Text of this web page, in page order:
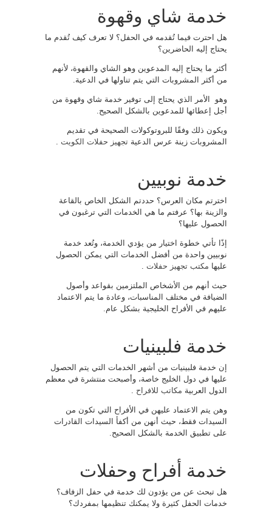
خدمة شاي وقهوة
هل احترت فيما تُقدمه في الحفل؟ لا تعرف كيف تُقدم ما
يحتاج إليه الحاضرين؟
أكثر ما يحتاج إليه المدعوين وهو الشاي والقهوة، لأنهم
من أكثر المشروبات التي يتم تناولها في الدعية.
وهو الأمر الذي يحتاج إلى توفير خدمة شاي وقهوة من
أجل إعطائها للمدعوين بالشكل الصحيح.
ويكون ذلك وفقًا للبروتوكولات الصحيحة في تقديم
المشروبات زينة عرس الدعية تجهيز حفلات الكويت
خدمة نوبيين
اخترتم مكان العرس؟ حددتم الشكل الخاص بالقاعة
والزينة بها؟ عرفتم ما هي الخدمات التي ترغبون في
الحصول عليها؟
إذًا تأتي خطوة اختيار من يؤدي الخدمة، وتُعد خدمة
نوبيين واحدة من أفضل الخدمات التي يمكن الحصول
عليها مكتب تجهيز حفلات
حيث أنهم من الأشخاص الملتزمين بقواعد وأصول
الضيافة في مختلف المناسبات، وعادة ما يتم الاعتماد
عليهم في الأفراح الخليجية بشكل عام.
خدمة فلبينيات
إن خدمة فلبينيات من أشهر الخدمات التي يتم الحصول
عليها في دول الخليج خاصة، وأصبحت منتشرة في معظم
الدول العربية مكاتب للافراح
وهن يتم الاعتماد عليهن في الأفراح التي تكون من
السيدات فقط، حيث أنهن من أكفأ السيدات القادرات
على تطبيق الخدمة بالشكل الصحيح.
خدمة أفراح وحفلات
هل تبحث عن من يؤدون لك خدمة في حفل الزفاف؟
خدمات الحفل كثيرة ولا يمكنك تنظيمها بمفردك؟